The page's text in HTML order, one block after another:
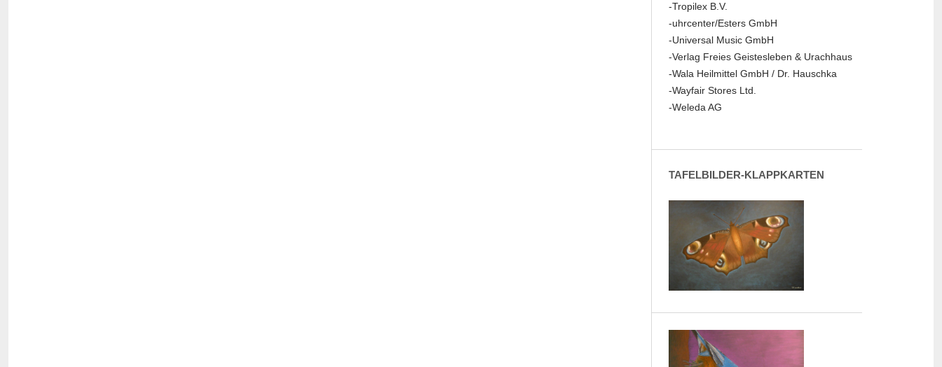
-Tropilex B.V.
-uhrcenter/Esters GmbH
-Universal Music GmbH
-Verlag Freies Geistesleben & Urachhaus
-Wala Heilmittel GmbH / Dr. Hauschka
-Wayfair Stores Ltd.
-Weleda AG
TAFELBILDER-KLAPPKARTEN